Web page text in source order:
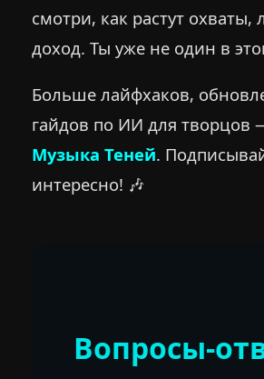
смотри, как растут охваты,
доход. Ты уже не один в
Больше лайфхаков,
гайдов по ИИ для творцов
Музыка Теней.
интересно! 🎶
Вопросы-